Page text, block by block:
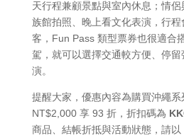
天行程兼顧景點與室內休息；情
族館拍照、晚上看文化表演，行
客，Fun Pass 類型票券也很適合
駕，就可以選擇交通較方便、停
演。
提醒大家，優惠內容為購買沖繩
NT$2,000 享 93 折，折扣碼為
商品、結帳折抵與活動狀態，請